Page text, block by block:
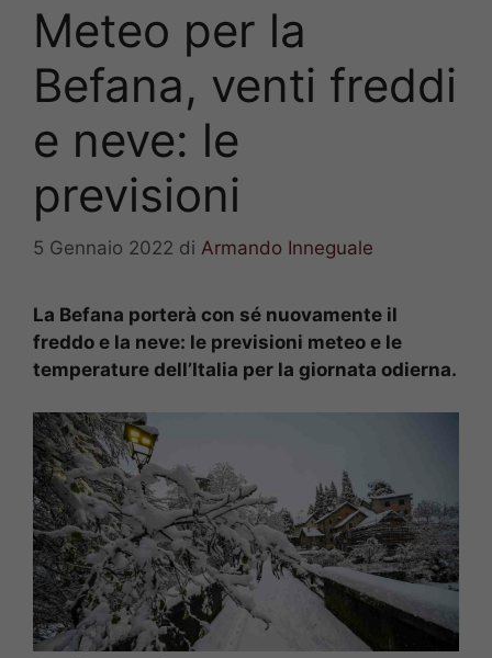
Meteo per la
Befana, venti freddi
e neve: le
previsioni
5 Gennaio 2022 di Armando Inneguale
La Befana porterà con sé nuovamente il
freddo e la neve: le previsioni meteo e le
temperature dell’Italia per la giornata odierna.